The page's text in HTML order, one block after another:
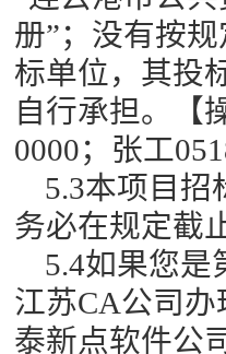
册”；没有按
标单位，其投
自行承担。【
0000；张工
5.3本项目招
务必在规定截
5.4如果您是
江苏CA公司
泰新点软件公